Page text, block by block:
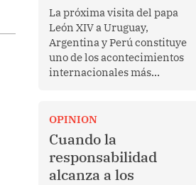
La próxima visita del papa
León XIV a Uruguay,
Argentina y Perú constituye
uno de los acontecimientos
internacionales más
Más allá de su dimensión
religiosa, esta gira
representa una oportunidad
para reafirmar el valor del
diálogo, fortalecer los
OPINION
Cuando la
responsabilidad
alcanza a los